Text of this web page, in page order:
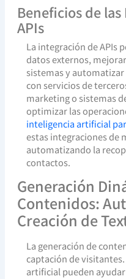
Beneficios de
APIs
La integración de APIs
datos externos,
sistemas y
con servicios de
marketing o sistemas
optimizar las
inteligencia artificial
estas integraciones de
automatizando la
contactos.
Generación
Contenidos:
Creación de
La generación de
captación de
artificial pueden